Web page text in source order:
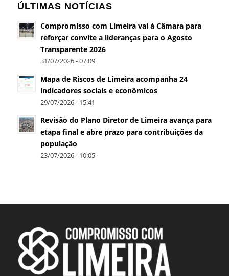
ÚLTIMAS NOTÍCIAS
Compromisso com Limeira vai à Câmara para
reforçar convite a lideranças para o Agosto
Transparente 2026
31/07/2026 - 07:09
Mapa de Riscos de Limeira acompanha 24
indicadores sociais e econômicos
29/07/2026 - 15:41
Revisão do Plano Diretor de Limeira avança para
etapa final e abre prazo para contribuições da
população
23/07/2026 - 10:05